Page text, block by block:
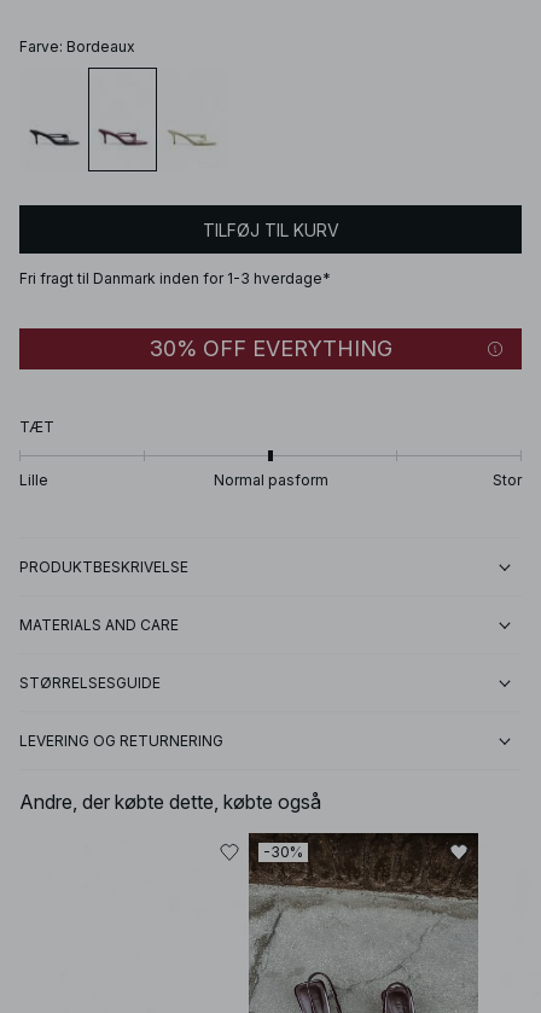
Farve: Bordeaux
TILFØJ TIL KURV
Fri fragt til Danmark inden for 1-3 hverdage*
30% OFF EVERYTHING
TÆT
Lille Normal pasform Stor
PRODUKTBESKRIVELSE
MATERIALS AND CARE
STØRRELSESGUIDE
LEVERING OG RETURNERING
Andre, der købte dette, købte også
-30%